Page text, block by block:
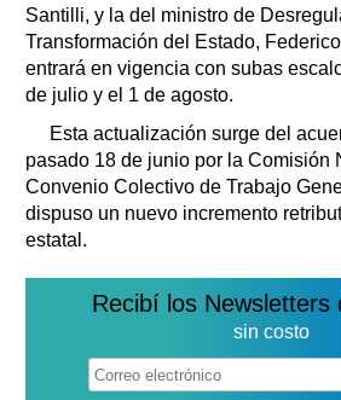
Santilli, y la del ministro de
Transformación del Estado,
entrará en vigencia con subas
de julio y el 1 de agosto.
Esta actualización surge del
pasado 18 de junio por la Comisión
Convenio Colectivo de Trabajo
dispuso un nuevo incremento
estatal.
Recibí los Newsletters
sin costo